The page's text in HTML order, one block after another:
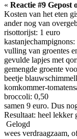
« Reactie #9 Gepost
Kosten van het eten
ander nog van
risottorijst: 1 euro
kastanjechampignons:
vulling van groentes
gevulde lapjes met
gemengde groente
beetje
komkommer-
broccoli: 0,50
samen 9 euro. Dus
Resultaat: heel lekker
Gelogd
wees verdraagzaam,